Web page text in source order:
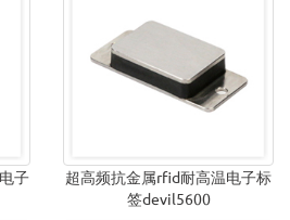
子
超高频抗金属rfid耐高温电子标
签devil5600